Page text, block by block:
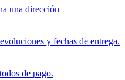
una dirección
y fechas de entrega.
de pago.